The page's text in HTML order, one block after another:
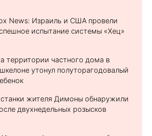
News: Израиль и США провели
испытание системы «Хец»
территории частного дома в
утонул полуторагодовалый
жителя Димоны обнаружили
двухнедельных розысков